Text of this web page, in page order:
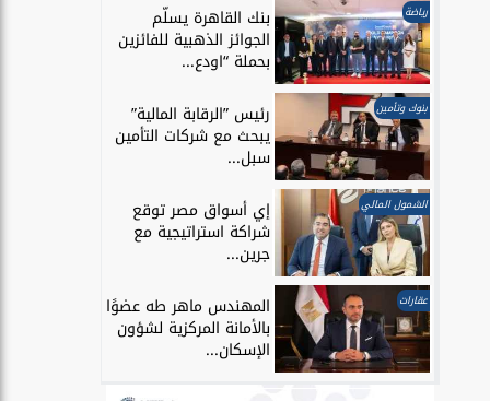
رياضة بنك القاهرة يسلّم
الجوائز الذهبية للفائزين
بحملة “اودع...
بنوك وتأمين رئيس ”الرقابة المالية”
يبحث مع شركات التأمين
سبل...
الشمول المالي إي أسواق مصر توقع
شراكة استراتيجية مع
جرين...
عقارات المهندس ماهر طه عضوًا
بالأمانة المركزية لشؤون
الإسكان...